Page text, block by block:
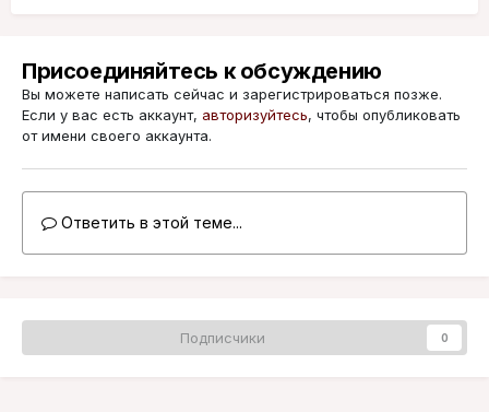
Присоединяйтесь к обсуждению
Вы можете написать сейчас и зарегистрироваться позже.
Если у вас есть аккаунт, авторизуйтесь, чтобы опубликовать
от имени своего аккаунта.
Ответить в этой теме...
Подписчики 0